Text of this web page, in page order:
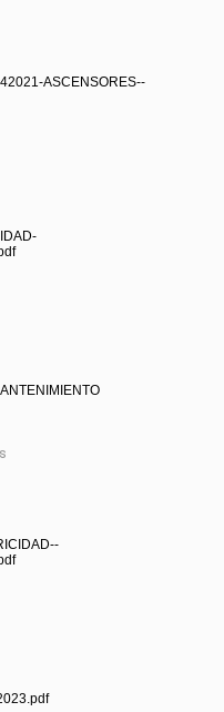
ASCENSORES--